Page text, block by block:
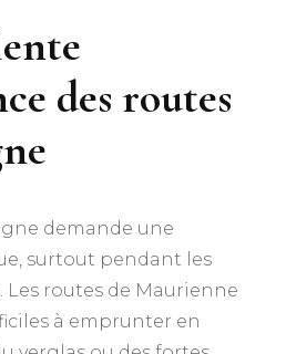
des routes
demande une
surtout pendant les
Les routes de Maurienne
à emprunter en